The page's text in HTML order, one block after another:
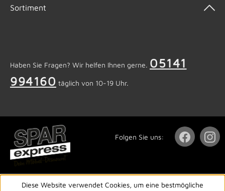
Sortiment
Haben Sie Fragen? Wir helfen Ihnen gerne. 05141
994160 täglich von 10-19 Uhr.
Folgen Sie uns:
Diese Website verwendet Cookies, um eine bestmögliche